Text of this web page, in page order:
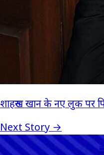
शाहरुख खान के नए लुक पर
Next Story →